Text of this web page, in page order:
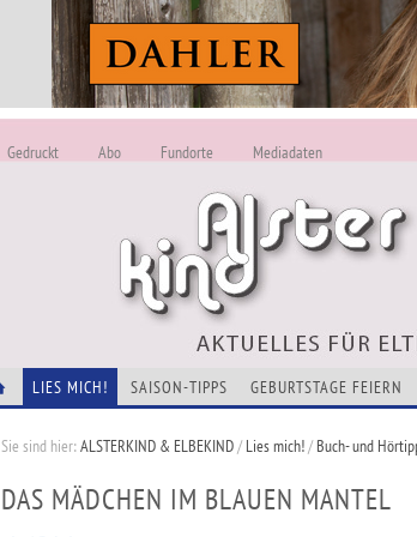
Gedruckt Abo Fundorte Mediadaten
LIES MICH! SAISON-TIPPS GEBURTSTAGE FEIERN
Sie sind hier:ALSTERKIND & ELBEKIND/Lies mich!/Buch- und
DAS MÄDCHEN IM BLAUEN MANTEL